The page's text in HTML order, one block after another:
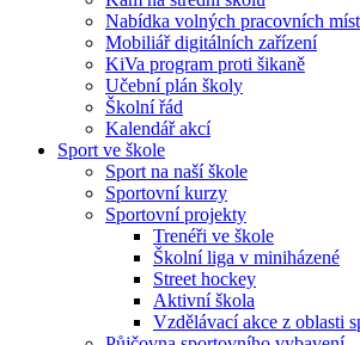
Nabídka volných pracovních míst
Mobiliář digitálních zařízení
KiVa program proti šikaně
Učební plán školy
Školní řád
Kalendář akcí
Sport ve škole
Sport na naší škole
Sportovní kurzy
Sportovní projekty
Trenéři ve škole
Školní liga v miniházené
Street hockey
Aktivní škola
Vzdělávací akce z oblasti